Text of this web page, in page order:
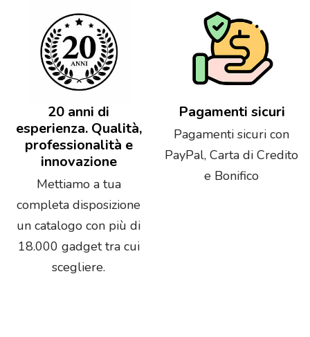
20 anni di
esperienza. Qualità,
professionalità e
innovazione
Mettiamo a tua
completa disposizione
un catalogo con più di
18.000 gadget tra cui
scegliere.
Pagamenti sicuri
Pagamenti sicuri con
PayPal, Carta di Credito
e Bonifico